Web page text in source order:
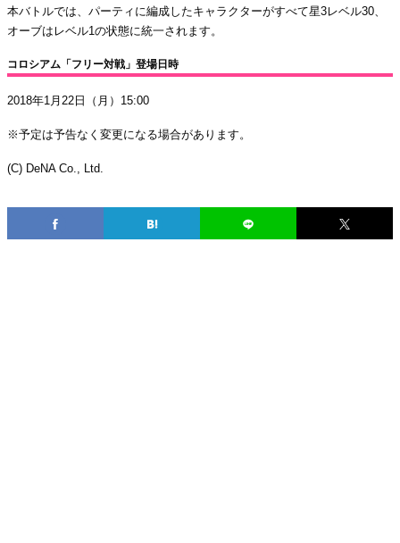
本バトルでは、パーティに編成したキャラクターがすべて星3レベル30、
オーブはレベル1の状態に統一されます。
コロシアム「フリー対戦」登場日時
2018年1月22日（月）15:00
※予定は予告なく変更になる場合があります。
(C) DeNA Co., Ltd.